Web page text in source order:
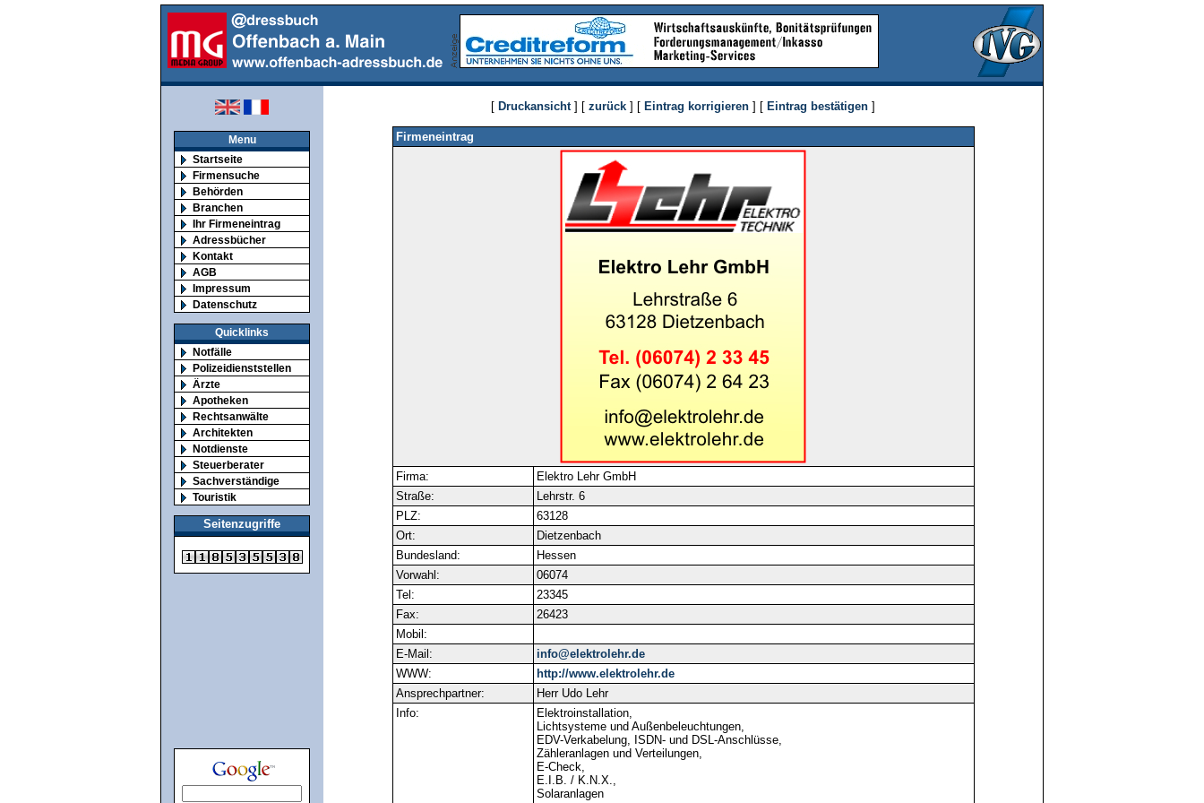
Menu
Startseite
Firmensuche
Behörden
Branchen
Ihr Firmeneintrag
Adressbücher
Kontakt
AGB
Impressum
Datenschutz
Quicklinks
Notfälle
Polizeidienststellen
Ärzte
Apotheken
Rechtsanwälte
Architekten
Notdienste
Steuerberater
Sachverständige
Touristik
Seitenzugriffe
[ Druckansicht] [ zurück ] [ Eintrag korrigieren ] [ Eintrag bestätigen ]
Firmeneintrag
Firma:
Elektro Lehr GmbH
Straße:
Lehrstr. 6
PLZ:
63128
Ort:
Dietzenbach
Bundesland:
Hessen
Vorwahl:
06074
Tel:
23345
Fax:
26423
Mobil:
E-Mail:
info@elektrolehr.de
WWW:
http://www.elektrolehr.de
Ansprechpartner:
Herr Udo Lehr
Info:
Elektroinstallation,
Lichtsysteme und Außenbeleuchtungen,
EDV-Verkabelung, ISDN- und DSL-Anschlüsse,
Zähleranlagen und Verteilungen,
E-Check,
E.I.B. / K.N.X.,
Solaranlagen